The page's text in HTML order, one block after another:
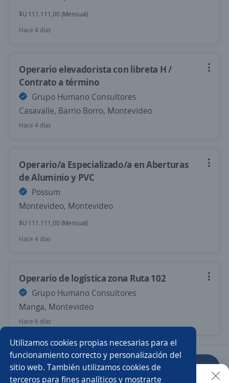
Utilizamos cookies propias necesarias para el
funcionamiento correcto y personalización del
sitio web. También utilizamos cookies de
terceros para fines analíticos y mostrarte
$U 111.111,00 (Mensual)
Hace 4 días
Operario elevadorista con libreta H /
Contrato a término
Grupo Humano Consultores
Casavalle, Barrio Borro, Montevideo
Hace 4 días
Operario/a Especializado/a en Aberturas
de Aluminio y PVC
Possum
Montevideo, Montevideo
$U 111.111,00 (Mensual)
Hace 4 días
Operario de logística zona Ruta 102
Grupo Humano Consultores
Manga, Montevideo
Hace 6 días
Anterior Siguiente